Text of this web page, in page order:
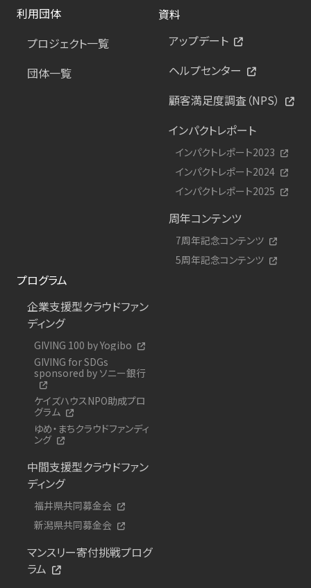
利用団体
プロジェクト一覧
団体一覧
資料
アップデート
ヘルプセンター
顧客満足度調査（NPS）
インパクトレポート
インパクトレポート2023
インパクトレポート2024
インパクトレポート2025
周年コンテンツ
7周年記念コンテンツ
5周年記念コンテンツ
プログラム
企業支援型クラウドファン
ディング
GIVING 100 by Yogibo
GIVING for SDGs
sponsored by ソニー銀行
ケイズハウスNPO助成プロ
グラム
ゆめ・まちクラウドファンディ
ング
中間支援型クラウドファン
ディング
福井県共同募金会
新潟県共同募金会
マンスリー寄付挑戦プログ
ラム